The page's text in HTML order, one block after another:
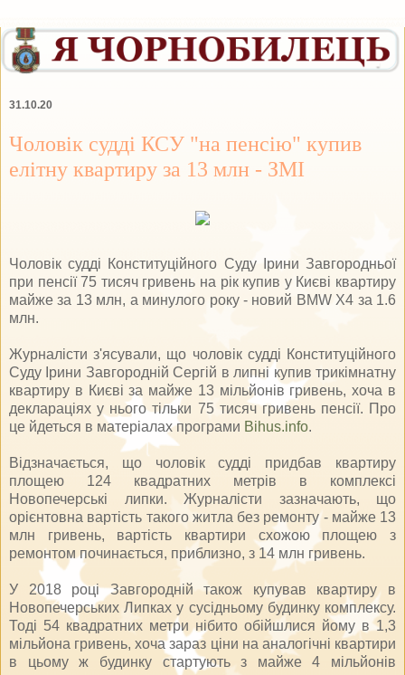
31.10.20
Чоловік судді КСУ "на пенсію" купив
елітну квартиру за 13 млн - ЗМІ
Чоловік судді Конституційного Суду Ірини Завгородньої
при пенсії 75 тисяч гривень на рік купив у Києві квартиру
майже за 13 млн, а минулого року - новий BMW X4 за 1.6
млн.
Журналісти з'ясували, що чоловік судді Конституційного
Суду Ірини Завгородній Сергій в липні купив трикімнатну
квартиру в Києві за майже 13 мільйонів гривень, хоча в
деклараціях у нього тільки 75 тисяч гривень пенсії. Про
це йдеться в матеріалах програми Bihus.info.
Відзначається, що чоловік судді придбав квартиру
площею 124 квадратних метрів в комплексі
Новопечерські липки. Журналісти зазначають, що
орієнтовна вартість такого житла без ремонту - майже 13
млн гривень, вартість квартири схожою площею з
ремонтом починається, приблизно, з 14 млн гривень.
У 2018 році Завгородній також купував квартиру в
Новопечерських Липках у сусідньому будинку комплексу.
Тоді 54 квадратних метри нібито обійшлися йому в 1,3
мільйона гривень, хоча зараз ціни на аналогічні квартири
в цьому ж будинку стартують з майже 4 мільйонів